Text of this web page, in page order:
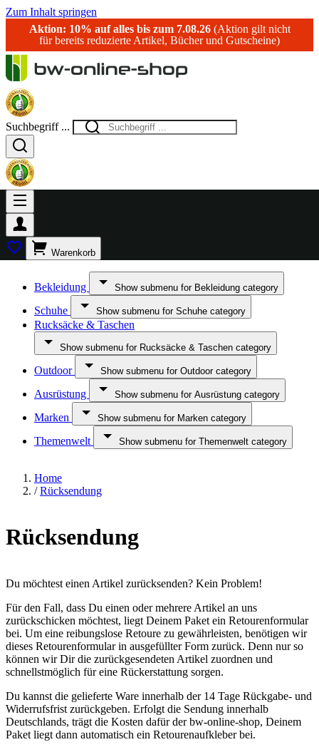
Zum Inhalt springen
Aktion: 10% auf alles bis zum 7.08.26(Aktion gilt nicht
für bereits reduzierte Artikel, Bücher und Gutscheine)
Suchbegriff ...
Warenkorb
Bekleidung Show submenu for Bekleidung category
Schuhe Show submenu for Schuhe category
Rucksäcke & Taschen
Show submenu for Rucksäcke & Taschen category
Outdoor Show submenu for Outdoor category
Ausrüstung Show submenu for Ausrüstung category
Marken Show submenu for Marken category
Themenwelt Show submenu for Themenwelt category
Home
/ Rücksendung
Rücksendung
Du möchtest einen Artikel zurücksenden? Kein Problem!
Für den Fall, dass Du einen oder mehrere Artikel an uns
zurückschicken möchtest, liegt Deinem Paket ein Retourenformular
bei. Um eine reibungslose Retoure zu gewährleisten, benötigen wir
dieses Retourenformular in ausgefüllter Form zurück. Denn nur so
können wir Dir die zurückgesendeten Artikel zuordnen und
schnellstmöglich für eine Rückerstattung sorgen.
Du kannst die gelieferte Ware innerhalb der 14 Tage Rückgabe- und
Widerrufsfrist zurückgeben. Erfolgt die Sendung innerhalb
Deutschlands, trägt die Kosten dafür der bw-online-shop, Deinem
Paket liegt dann automatisch ein Retourenaufkleber bei.